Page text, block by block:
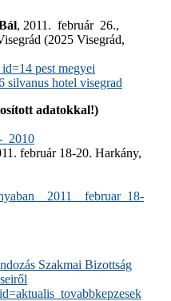
, 2011. február 26.,
(2025 Visegrád,
pest megyei
silvanus hotel visegrad
adatokkal!)
_2010
február 18-20. Harkány,
Szakmai Bizottság